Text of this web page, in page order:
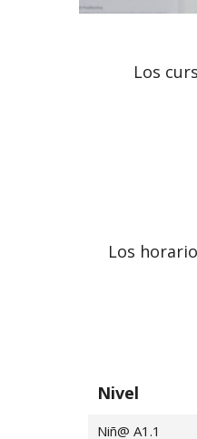
Los
Los
Nivel
Niñ@ A1.1